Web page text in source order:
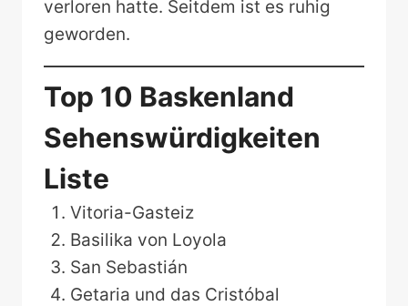
verloren hatte. Seitdem ist es ruhig
geworden.
Top 10 Baskenland
Sehenswürdigkeiten
Liste
Vitoria-Gasteiz
Basilika von Loyola
San Sebastián
Getaria und das Cristóbal